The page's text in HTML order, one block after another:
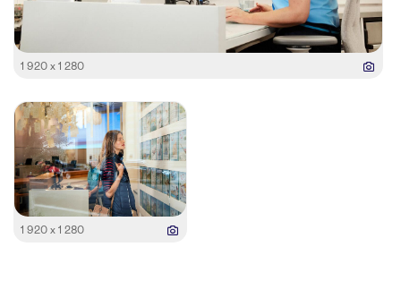
1 920 x 1 280
1 920 x 1 280